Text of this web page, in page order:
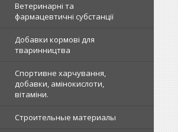
Ветеринарні та
фармацевтичні субстанції
Добавки кормові для
тваринництва
Спортивне харчування,
добавки, амінокислоти,
вітаміни.
Строительные материалы